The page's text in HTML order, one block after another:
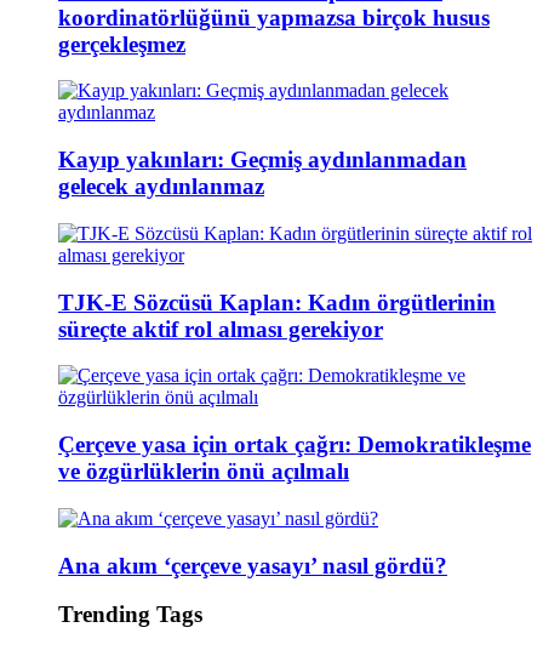
koordinatörlüğünü yapmazsa birçok husus
gerçekleşmez
Kayıp yakınları: Geçmiş aydınlanmadan
gelecek aydınlanmaz
TJK-E Sözcüsü Kaplan: Kadın örgütlerinin
süreçte aktif rol alması gerekiyor
Çerçeve yasa için ortak çağrı: Demokratikleşme
ve özgürlüklerin önü açılmalı
Ana akım ‘çerçeve yasayı’ nasıl gördü?
Trending Tags